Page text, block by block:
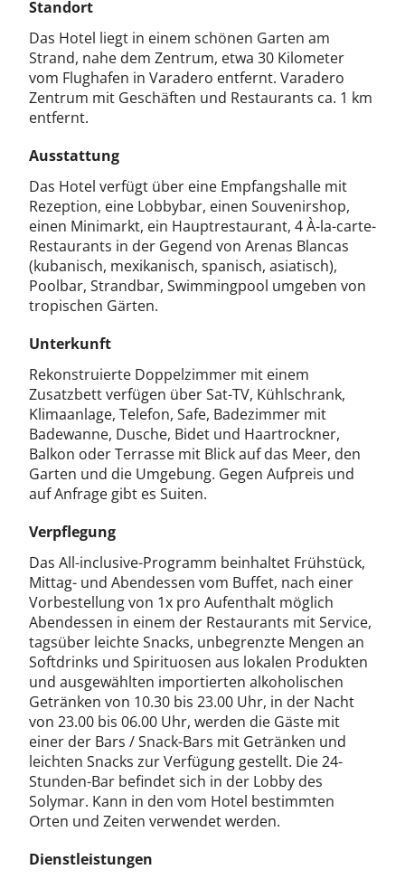
Standort
Das Hotel liegt in einem schönen Garten am
Strand, nahe dem Zentrum, etwa 30 Kilometer
vom Flughafen in Varadero entfernt. Varadero
Zentrum mit Geschäften und Restaurants ca. 1 km
entfernt.
Ausstattung
Das Hotel verfügt über eine Empfangshalle mit
Rezeption, eine Lobbybar, einen Souvenirshop,
einen Minimarkt, ein Hauptrestaurant, 4 À-la-carte-
Restaurants in der Gegend von Arenas Blancas
(kubanisch, mexikanisch, spanisch, asiatisch),
Poolbar, Strandbar, Swimmingpool umgeben von
tropischen Gärten.
Unterkunft
Rekonstruierte Doppelzimmer mit einem
Zusatzbett verfügen über Sat-TV, Kühlschrank,
Klimaanlage, Telefon, Safe, Badezimmer mit
Badewanne, Dusche, Bidet und Haartrockner,
Balkon oder Terrasse mit Blick auf das Meer, den
Garten und die Umgebung. Gegen Aufpreis und
auf Anfrage gibt es Suiten.
Verpflegung
Das All-inclusive-Programm beinhaltet Frühstück,
Mittag- und Abendessen vom Buffet, nach einer
Vorbestellung von 1x pro Aufenthalt möglich
Abendessen in einem der Restaurants mit Service,
tagsüber leichte Snacks, unbegrenzte Mengen an
Softdrinks und Spirituosen aus lokalen Produkten
und ausgewählten importierten alkoholischen
Getränken von 10.30 bis 23.00 Uhr, in der Nacht
von 23.00 bis 06.00 Uhr, werden die Gäste mit
einer der Bars / Snack-Bars mit Getränken und
leichten Snacks zur Verfügung gestellt. Die 24-
Stunden-Bar befindet sich in der Lobby des
Solymar. Kann in den vom Hotel bestimmten
Orten und Zeiten verwendet werden.
Dienstleistungen